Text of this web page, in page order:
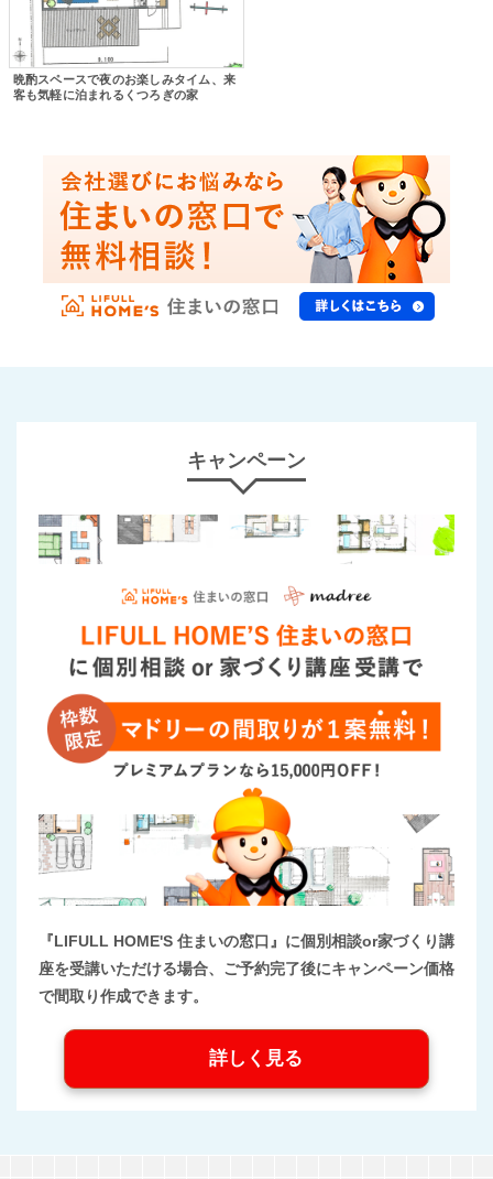
晩酌スペースで夜のお楽しみタイム、来
客も気軽に泊まれるくつろぎの家
キャンペーン
『LIFULL HOME'S 住まいの窓口』に個別相談or家づくり講
座を受講いただける場合、ご予約完了後にキャンペーン価格
で間取り作成できます。
詳しく見る